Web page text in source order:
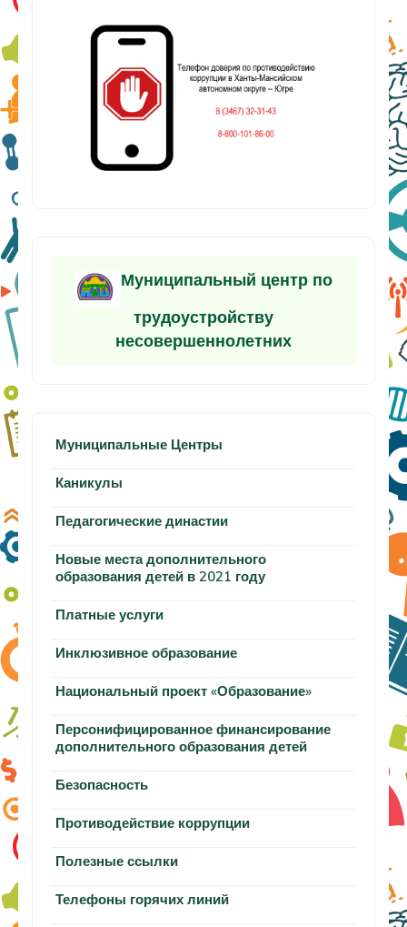
Муниципальный центр по
трудоустройству
несовершеннолетних
Муниципальные Центры
Каникулы
Педагогические династии
Новые места дополнительного
образования детей в 2021 году
Платные услуги
Инклюзивное образование
Национальный проект «Образование»
Персонифицированное финансирование
дополнительного образования детей
Безопасность
Противодействие коррупции
Полезные ссылки
Телефоны горячих линий